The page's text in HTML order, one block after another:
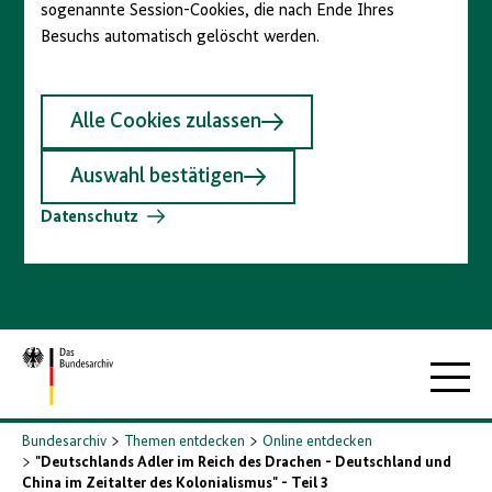
sogenannte Session-Cookies, die nach Ende Ihres
Besuchs automatisch gelöscht werden.
Alle Cookies zulassen
Auswahl bestätigen
Datenschutz
Zur
Startseite
Bundesarchiv Themen entdecken
Online entdecken
"Deutschlands Adler im Reich des Drachen - Deutschland und
China im Zeitalter des Kolonialismus" - Teil 3